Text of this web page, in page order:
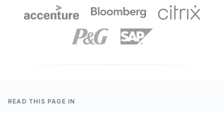
READ THIS PAGE IN